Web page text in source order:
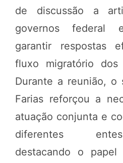
de discussão a
governos federal
garantir respostas
fluxo migratório dos
Durante a reunião, o
Farias reforçou a
atuação conjunta e
diferentes
destacando o